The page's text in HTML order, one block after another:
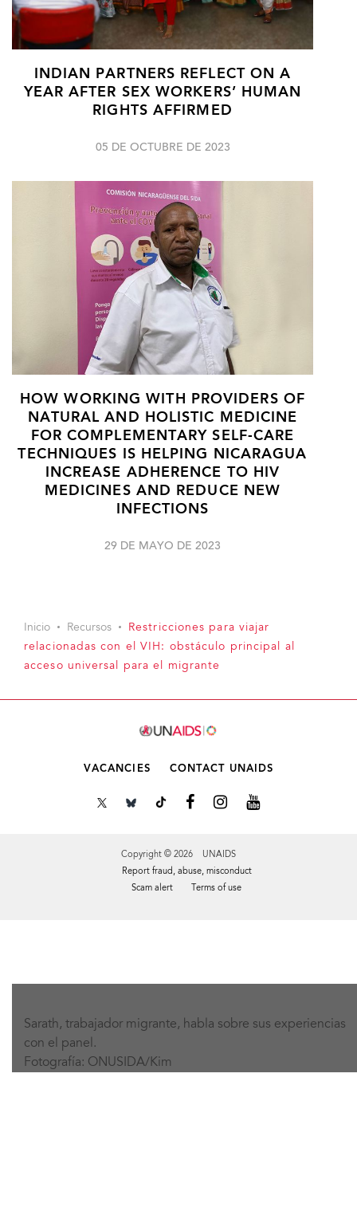
Sarath, trabajador migrante, habla sobre sus experiencias
con el panel.
Fotografía: ONUSIDA/Kim
INDIAN PARTNERS REFLECT ON A
YEAR AFTER SEX WORKERS’ HUMAN
RIGHTS AFFIRMED
05 DE OCTUBRE DE 2023
HOW WORKING WITH PROVIDERS OF
NATURAL AND HOLISTIC MEDICINE
FOR COMPLEMENTARY SELF-CARE
TECHNIQUES IS HELPING NICARAGUA
INCREASE ADHERENCE TO HIV
MEDICINES AND REDUCE NEW
INFECTIONS
29 DE MAYO DE 2023
Inicio Recursos
Restricciones para viajar
relacionadas con el VIH: obstáculo principal al
acceso universal para el migrante
VACANCIES CONTACT UNAIDS
Copyright © 2026 UNAIDS
Report fraud, abuse, misconduct
Scam alert
Terms of use